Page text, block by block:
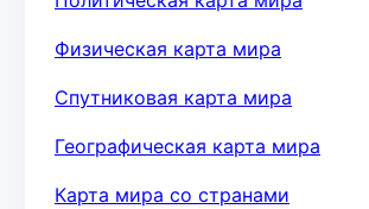
Физическая карта мира
Спутниковая карта мира
Географическая карта мира
Карта мира со странами